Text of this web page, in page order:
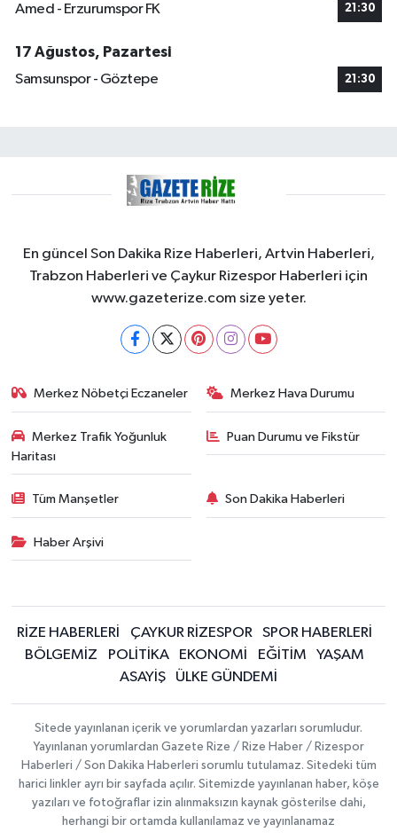
Amed - Erzurumspor FK 21:30
17 Ağustos, Pazartesi
Samsunspor - Göztepe
21:30
En güncel Son Dakika Rize Haberleri, Artvin Haberleri,
Trabzon Haberleri ve Çaykur Rizespor Haberleri için
www.gazeterize.com size yeter.
Merkez Nöbetçi Eczaneler Merkez Hava Durumu
Merkez Trafik Yoğunluk
Haritası
Puan Durumu ve Fikstür
Tüm Manşetler Son Dakika Haberleri
Haber Arşivi
RİZE HABERLERİ ÇAYKUR RİZESPOR
SPOR HABERLERİ
BÖLGEMİZ
POLİTİKA EKONOMİ EĞİTİM
YAŞAM
ASAYİŞ
ÜLKE GÜNDEMİ
Sitede yayınlanan içerik ve yorumlardan yazarları sorumludur.
Yayınlanan yorumlardan Gazete Rize / Rize Haber / Rizespor
Haberleri / Son Dakika Haberleri sorumlu tutulamaz. Sitedeki tüm
harici linkler ayrı bir sayfada açılır. Sitemizde yayınlanan haber, köşe
yazıları ve fotoğraflar izin alınmaksızın kaynak gösterilse dahi,
herhangi bir ortamda kullanılamaz ve yayınlanamaz